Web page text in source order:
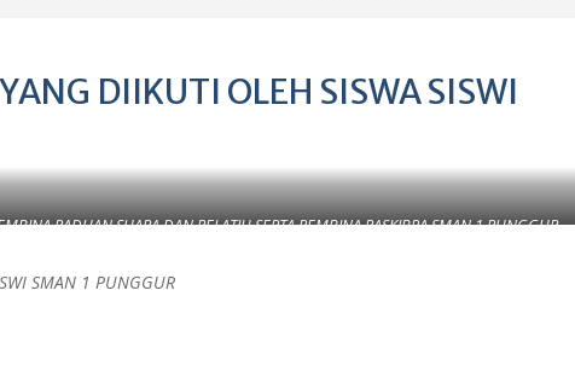
DIIKUTI OLEH SISWA SISWI
PADUAN SUARA DAN PELATIH SERTA PEMBINA PASKIBRA SMAN 1 PUNGGUR
SMAN 1 PUNGGUR